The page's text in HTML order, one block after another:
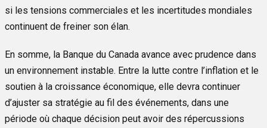
si les tensions commerciales et les incertitudes mondiales
continuent de freiner son élan.
En somme, la Banque du Canada avance avec prudence dans
un environnement instable. Entre la lutte contre l’inflation et le
soutien à la croissance économique, elle devra continuer
d’ajuster sa stratégie au fil des événements, dans une
période où chaque décision peut avoir des répercussions